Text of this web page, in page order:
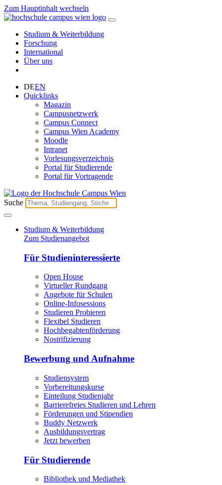
Zum Hauptinhalt wechseln
Studium & Weiterbildung
Forschung
International
Über uns
DEEN
Quicklinks
Magazin
Campusnetzwerk
Campus Connect
Campus Wien Academy
Moodle
Intranet
Vorlesungsverzeichnis
Portal für Studierende
Portal für Vortragende
Suche
Studium & Weiterbildung
Zum Studienangebot
Für Studieninteressierte
Open House
Virtueller Rundgang
Angebote für Schulen
Online-Infosessions
Studieren Probieren
Flexibel Studieren
Hochbegabtenförderung
Nostrifizierung
Bewerbung und Aufnahme
Studiensystem
Vorbereitungskurse
Einteilung Studienjahr
Barrierefreies Studieren und Lehren
Förderungen und Stipendien
Buddy Netzwerk
Ausbildungsvertrag
Jetzt bewerben
Für Studierende
Bibliothek und Mediathek